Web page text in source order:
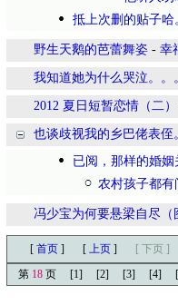
抵上次删的贴子
野生天鹅的芭蕾舞姿 - 幸
我知道她为什么哭泣。。
2012 夏日短暂恋情（二）
也谈歧视我的乡巴佬表侄
已阅，那样的婚姻
农村孩子都
冯少宝为何要悬梁自尽（
[ 首页 ] [ 上页 ] [ 下页 ]
第 18 页 [1] [2] [3] [4]